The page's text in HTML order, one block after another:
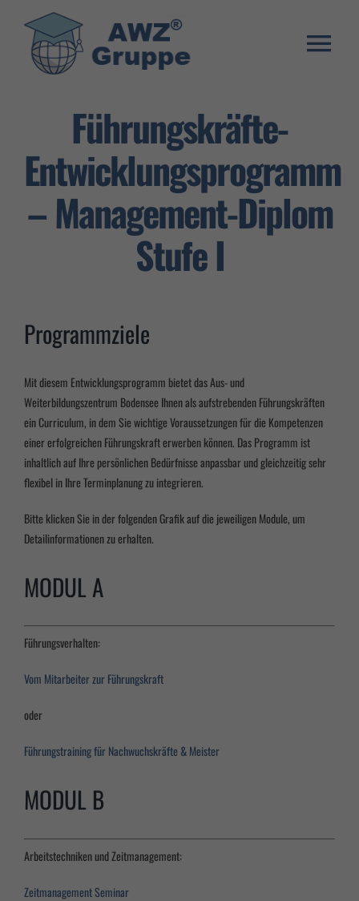
springen
Stellenangebote
Führungskräfte-
Entwicklungsprogramm
– Management-Diplom
Stufe I
Programmziele
Mit diesem Entwicklungsprogramm bietet das Aus- und
Weiterbildungszentrum Bodensee Ihnen als aufstrebenden Führungskräften
ein Curriculum, in dem Sie wichtige Voraussetzungen für die Kompetenzen
einer erfolgreichen Führungskraft erwerben können. Das Programm ist
inhaltlich auf Ihre persönlichen Bedürfnisse anpassbar und gleichzeitig sehr
flexibel in Ihre Terminplanung zu integrieren.
Bitte klicken Sie in der folgenden Grafik auf die jeweiligen Module, um
Detailinformationen zu erhalten.
MODUL A
Führungsverhalten:
Vom Mitarbeiter zur Führungskraft
oder
Führungstraining für Nachwuchskräfte & Meister
MODUL B
Arbeitstechniken und Zeitmanagement:
Zeitmanagement Seminar